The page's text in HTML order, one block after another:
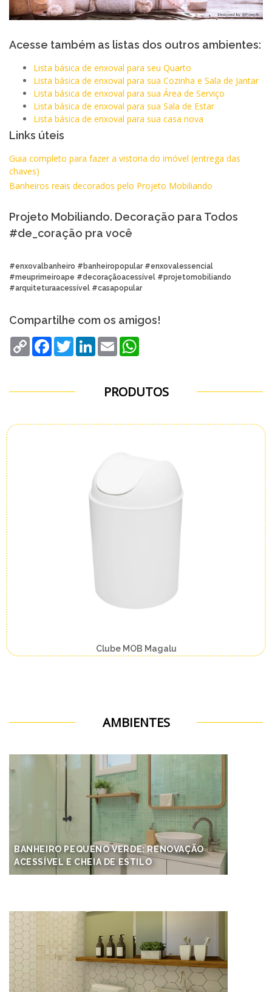
Acesse também as listas dos outros ambientes:
Lista básica de enxoval para seu Quarto
Lista básica de enxoval para sua Cozinha e Sala de Jantar
Lista básica de enxoval para sua Área de Serviço
Lista básica de enxoval para sua Sala de Estar
Lista básica de enxoval para sua casa nova
Links úteis
Guia completo para fazer a vistoria do imóvel (entrega das
chaves)
Banheiros reais decorados pelo Projeto Mobiliando
Projeto Mobiliando. Decoração para Todos
#de_coração pra você
#enxovalbanheiro #banheiropopular #enxovalessencial
#meuprimeiroape #decoraçãoacessível #projetomobiliando
#arquiteturaacessível #casapopular
Compartilhe com os amigos!
Copy
Link
Facebook
TwitterLinkedInEmail
PRODUTOS
Clube MOB Magalu
AMBIENTES
BANHEIRO PEQUENO VERDE: RENOVAÇÃO
ACESSÍVEL E CHEIA DE ESTILO